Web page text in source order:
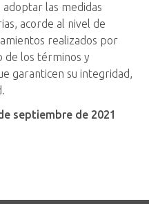
adoptar las medidas
acorde al nivel de
realizados por
de los términos y
garanticen su integridad,
septiembre de 2021